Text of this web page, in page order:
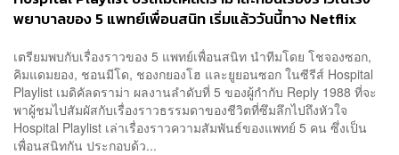
พยาบาลของ 5 แพทย์เพื่อนสนิท เริ่มแล้ววันนี้ทาง Netflix
เตรียมพบกับเรื่องราวของ 5 แพทย์เพื่อนสนิท นำทีมโดย โชจองซอก,
คิมแดมยอง, ชอนมีโด, ชองกยองโฮ และยูยอนซอก ในซีรีส์ Hospital
Playlist เมดิคัลดราม่า ผลงานลำดับที่ 5 ของผู้กำกับ Reply 1988 ที่จะ
พาผู้ชมไปสัมผัสกับเรื่องราวธรรมดาของชีวิตที่ซึมลึกไปถึงหัวใจ
Hospital Playlist เล่าเรื่องราวความสัมพันธ์ของแพทย์ 5 คน ซึ่งเป็น
เพื่อนสนิทกัน ประกอบด้ว...